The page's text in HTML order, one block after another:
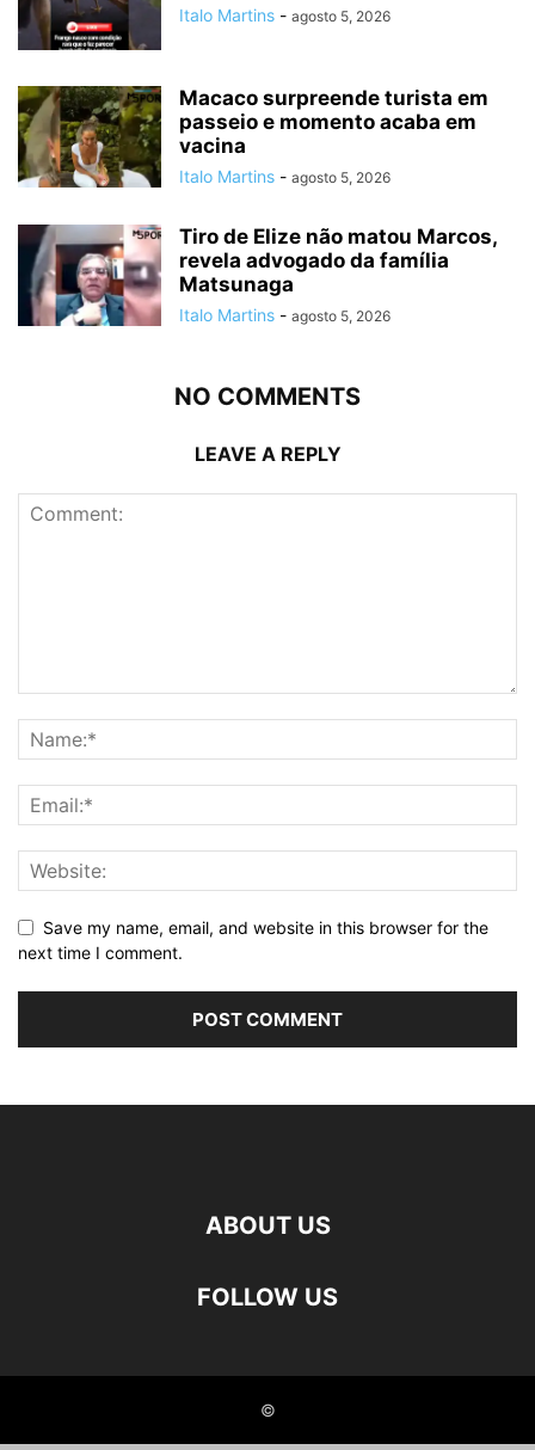
Italo Martins - agosto 5, 2026
Macaco surpreende turista em
passeio e momento acaba em
vacina
Italo Martins - agosto 5, 2026
Tiro de Elize não matou Marcos,
revela advogado da família
Matsunaga
Italo Martins - agosto 5, 2026
NO COMMENTS
LEAVE A REPLY
Save my name, email, and website in this browser for the
next time I comment.
ABOUT US
FOLLOW US
©